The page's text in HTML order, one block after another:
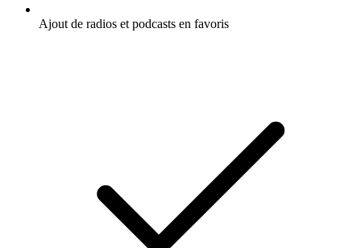
Ajout de radios et podcasts en favoris